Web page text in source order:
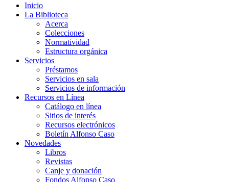
Inicio
La Biblioteca
Acerca
Colecciones
Normatividad
Estructura orgánica
Servicios
Préstamos
Servicios en sala
Servicios de información
Recursos en Línea
Catálogo en línea
Sitios de interés
Recursos electrónicos
Boletín Alfonso Caso
Novedades
Libros
Revistas
Canje y donación
Fondos Alfonso Caso